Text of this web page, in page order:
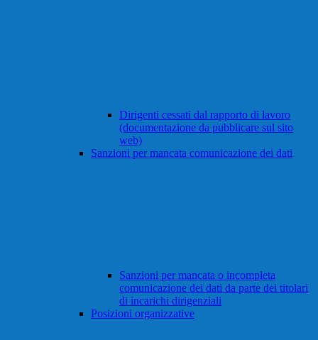
Dirigenti cessati dal rapporto di lavoro
(documentazione da pubblicare sul sito
web)
Sanzioni per mancata comunicazione dei dati
Sanzioni per mancata o incompleta
comunicazione dei dati da parte dei titolari
di incarichi dirigenziali
Posizioni organizzative